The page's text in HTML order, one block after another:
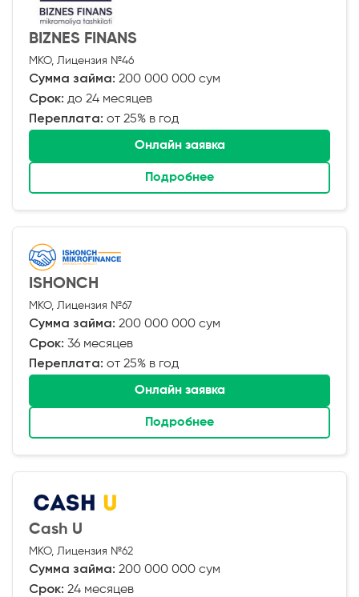
BIZNES FINANS
МКО, Лицензия №46
Сумма займа: 200 000 000 сум
Срок: до 24 месяцев
Переплата: от 25% в год
Онлайн заявка
Подробнее
ISHONCH
МКО, Лицензия №67
Сумма займа: 200 000 000 сум
Срок: 36 месяцев
Переплата: от 25% в год
Онлайн заявка
Подробнее
Cash U
МКО, Лицензия №62
Сумма займа: 200 000 000 сум
Срок: 24 месяцев